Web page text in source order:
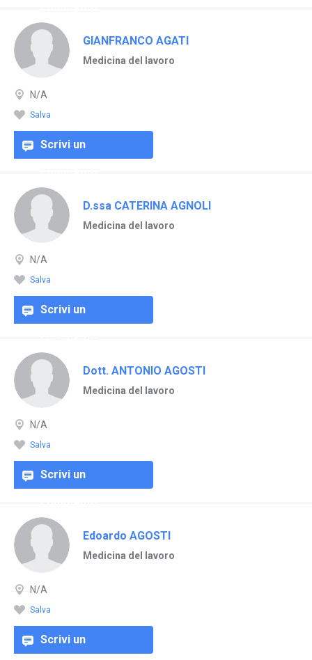
commento
GIANFRANCO AGATI
Medicina del lavoro
N/A
Salva
Scrivi un
commento
D.ssa CATERINA AGNOLI
Medicina del lavoro
N/A
Salva
Scrivi un
commento
Dott. ANTONIO AGOSTI
Medicina del lavoro
N/A
Salva
Scrivi un
commento
Edoardo AGOSTI
Medicina del lavoro
N/A
Salva
Scrivi un